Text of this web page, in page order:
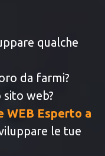
qualche
da farmi?
web?
WEB Esperto a
le tue